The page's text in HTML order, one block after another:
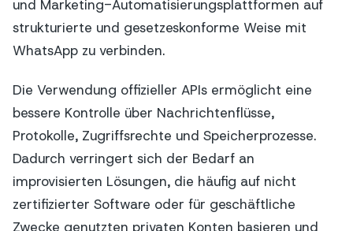
und Marketing-Automatisierungsplattformen auf
strukturierte und gesetzeskonforme Weise mit
WhatsApp zu verbinden.
Die Verwendung offizieller APIs ermöglicht eine
bessere Kontrolle über Nachrichtenflüsse,
Protokolle, Zugriffsrechte und Speicherprozesse.
Dadurch verringert sich der Bedarf an
improvisierten Lösungen, die häufig auf nicht
zertifizierter Software oder für geschäftliche
Zwecke genutzten privaten Konten basieren und